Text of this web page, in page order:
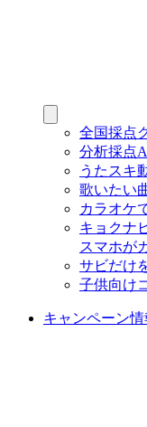
全国採点
分析採点
うたスキ
歌いたい
カラオケ
キョクナ
スマホが
サビだけ
子供向け
キャンペーン情